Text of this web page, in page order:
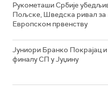
Рукометаши Србије
Пољске, Шведска ривал за
Европском првенству
Јуниори Бранко Покрајац
финалу СП у Јуџину